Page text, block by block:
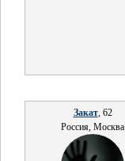
Закат, 62
Россия, Москва